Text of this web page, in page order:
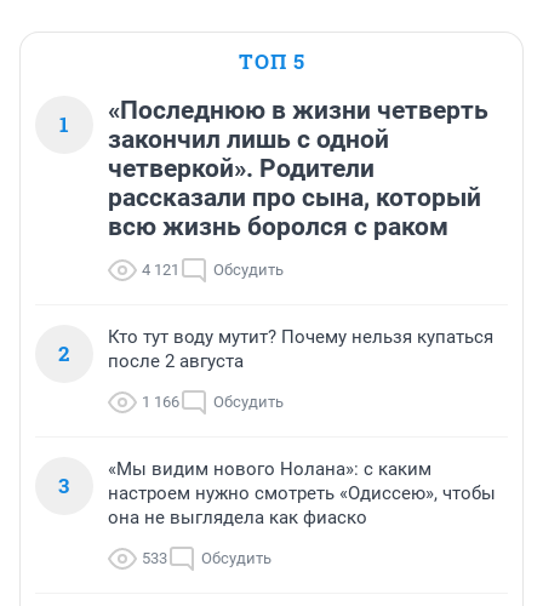
ТОП 5
1
«Последнюю в жизни четверть
закончил лишь с одной
четверкой». Родители
рассказали про сына, который
всю жизнь боролся с раком
4 121 Обсудить
2
Кто тут воду мутит? Почему нельзя купаться
после 2 августа
1 166 Обсудить
3
«Мы видим нового Нолана»: с каким
настроем нужно смотреть «Одиссею», чтобы
она не выглядела как фиаско
533 Обсудить